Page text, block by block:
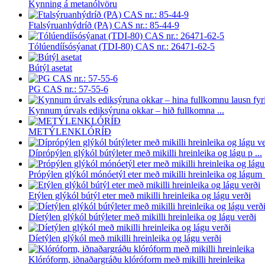
Kynning á metanólvöru
Ftalsýruanhýdríð (PA) CAS nr.: 85-44-9
Tólúendíísósýanat (TDI-80) CAS nr.: 26471-62-5
Bútýl asetat
PG CAS nr.: 57-55-6
Kynnum úrvals ediksýruna okkar – hið fullkomna ...
METÝLENKLÓRÍÐ
Díprópýlen glýkól bútýleter með mikilli hreinleika og lágu p ...
Própýlen glýkól mónóetýl eter með mikilli hreinleika og lágum
Etýlen glýkól bútýl eter með mikilli hreinleika og lágu verði
Díetýlen glýkól bútýleter með mikilli hreinleika og lágu verði
Díetýlen glýkól með mikilli hreinleika og lágu verði
Klóróform, iðnaðargráðu klóróform með mikilli hreinleika